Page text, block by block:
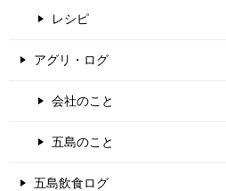
レシピ
アグリ・ログ
会社のこと
五島のこと
五島飲食ログ